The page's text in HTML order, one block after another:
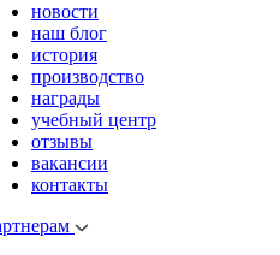
новости
наш блог
история
производство
награды
учебный центр
отзывы
вакансии
контакты